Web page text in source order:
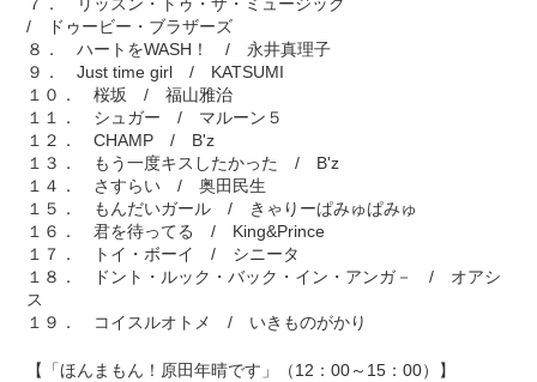
７． リッスン・トゥ・ザ・ミュージック
/ ドゥービー・ブラザーズ
８． ハートをWASH！ / 永井真理子
９． Just time girl / KATSUMI
１０． 桜坂 / 福山雅治
１１． シュガー / マルーン５
１２． CHAMP / B'z
１３． もう一度キスしたかった / B'z
１４． さすらい / 奥田民生
１５． もんだいガール / きゃりーぱみゅぱみゅ
１６． 君を待ってる / King&Prince
１７． トイ・ボーイ / シニータ
１８． ドント・ルック・バック・イン・アンガ－ / オアシ
ス
１９． コイスルオトメ / いきものがかり
【「ほんまもん！原田年晴です」（12：00～15：00）】